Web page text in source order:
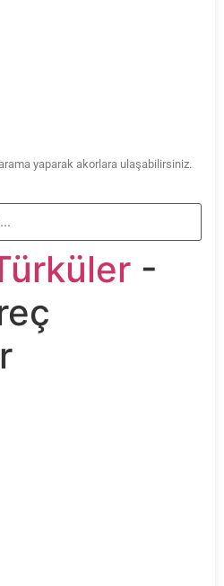
yaparak akorlara ulaşabilirsiniz.
-